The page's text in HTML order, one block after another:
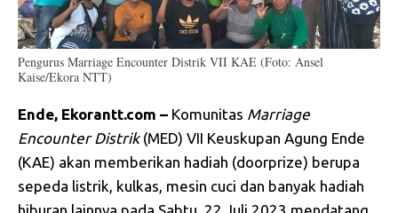
Pengurus Marriage Encounter Distrik VII KAE (Foto: Ansel
Kaise/Ekora NTT)
Ende, Ekorantt.com – Komunitas Marriage
Encounter Distrik(MED) VII Keuskupan Agung Ende
(KAE) akan memberikan hadiah (doorprize) berupa
sepeda listrik, kulkas, mesin cuci dan banyak hadiah
hiburan lainnya pada Sabtu, 22 Juli 2023 mendatang.